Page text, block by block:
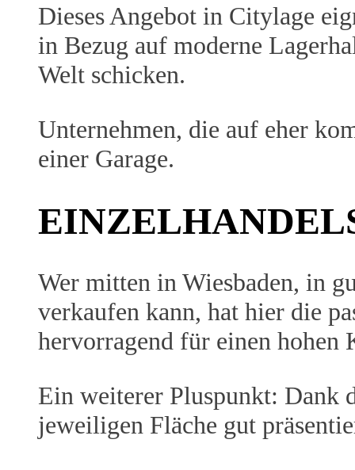
Dieses Angebot in Citylage
in Bezug auf moderne
Welt schicken.
Unternehmen, die auf eher
einer Garage.
Wer mitten in Wiesbaden, in
verkaufen kann, hat hier die
hervorragend für einen hohen
Ein weiterer Pluspunkt: Dank
jeweiligen Fläche gut